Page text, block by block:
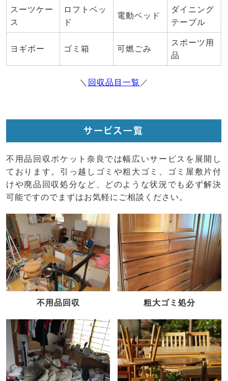
スーツケー
ス
ロフトベッ
ド
電動ベッド
ダイニング
テーブル
ヨギボー ゴミ箱 可燃ごみ
スポーツ用
品
＼ 回収品目一覧 ／
サービス一覧
不用品回収ポケット奈良では幅広いサービスを展開し
ております。引っ越しゴミや粗大ゴミ、ゴミ屋敷片付
けや廃品回収処分など、どのような状況でも必ず解決
可能ですのでまずはお気軽にご相談ください。
不用品回収 粗大ゴミ処分